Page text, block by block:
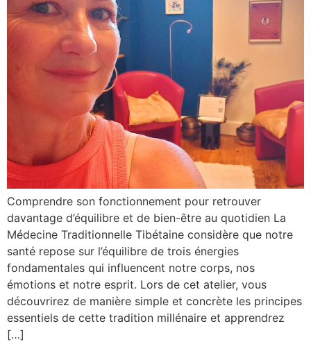
Comprendre son fonctionnement pour retrouver
davantage d’équilibre et de bien-être au quotidien La
Médecine Traditionnelle Tibétaine considère que notre
santé repose sur l’équilibre de trois énergies
fondamentales qui influencent notre corps, nos
émotions et notre esprit. Lors de cet atelier, vous
découvrirez de manière simple et concrète les principes
essentiels de cette tradition millénaire et apprendrez
[…]